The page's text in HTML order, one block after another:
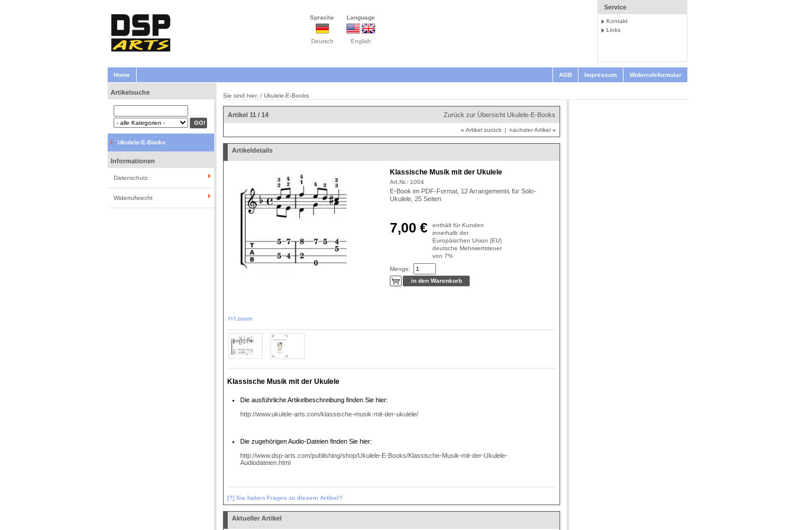
Service
Kontakt
Links
Sprache
Deutsch
Language
English
Home AGB Impressum Widerrufsformular
Artikelsuche
Ukulele-E-Books
Informationen
Datenschutz
Widerrufsrecht
Sie sind hier: / Ukulele-E-Books
Artikel 11 / 14 Zurück zur Übersicht Ukulele-E-Books
« Artikel zurück | nächster Artikel »
Artikeldetails
Klassische Musik mit der Ukulele
Art.Nr.: 1004
[+] zoom
E-Book im PDF-Format, 12 Arrangements für Solo-
Ukulele, 25 Seiten
7,00 €
enthält für Kunden
innerhalb der
Europäischen Union (EU)
deutsche Mehrwertsteuer
von 7%
Menge:
Klassische Musik mit der Ukulele
Die ausführliche Artikelbeschreibung finden Sie hier:
http://www.ukulele-arts.com/klassische-musik-mit-der-ukulele/
Die zugehörigen Audio-Dateien finden Sie hier:
http://www.dsp-arts.com/publishing/shop/Ukulele-E-Books/Klassische-Musik-mit-der-Ukulele-
Audiodateien.html
[?] Sie haben Fragen zu diesem Artikel?
Aktueller Artikel